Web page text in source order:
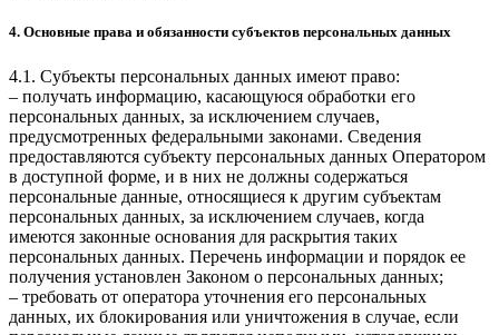
4. Основные права и обязанности субъектов персональных данных
4.1. Субъекты персональных данных имеют право:
– получать информацию, касающуюся обработки его
персональных данных, за исключением случаев,
предусмотренных федеральными законами. Сведения
предоставляются субъекту персональных данных Оператором
в доступной форме, и в них не должны содержаться
персональные данные, относящиеся к другим субъектам
персональных данных, за исключением случаев, когда
имеются законные основания для раскрытия таких
персональных данных. Перечень информации и порядок ее
получения установлен Законом о персональных данных;
– требовать от оператора уточнения его персональных
данных, их блокирования или уничтожения в случае, если